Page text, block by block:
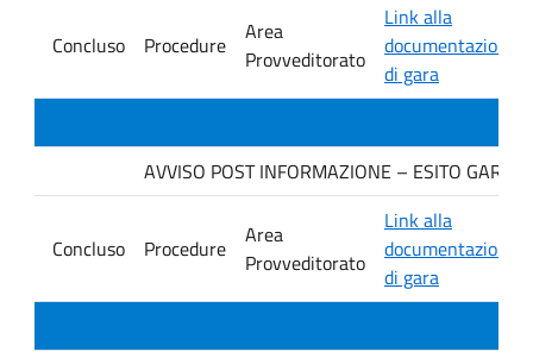
Concluso Procedure
Area
Provveditorato
Link alla
documentazione
di gara
AVVISO POST INFORMAZIONE – ESITO GARA
Concluso Procedure
Area
Provveditorato
Link alla
documentazione
di gara